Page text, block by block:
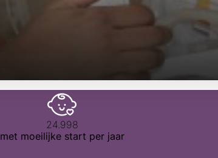
met moeilijke start per jaar
25.000